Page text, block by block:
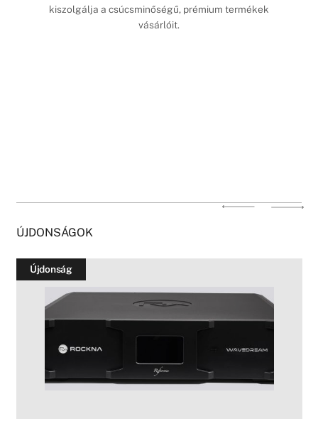
kiszolgálja a csúcsminőségű, prémium termékek
vásárlóit.
ÚJDONSÁGOK
Újdonság